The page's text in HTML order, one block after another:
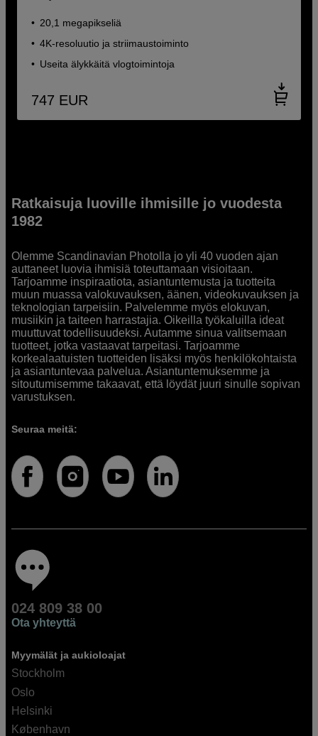
20,1 megapikseliä
4K-resoluutio ja striimaustoiminto
Useita älykkäitä vlogtoimintoja
747 EUR
Ratkaisuja luoville ihmisille jo vuodesta
1982
Olemme Scandinavian Photolla jo yli 40 vuoden ajan
auttaneet luovia ihmisiä toteuttamaan visioitaan.
Tarjoamme inspiraatiota, asiantuntemusta ja tuotteita
muun muassa valokuvauksen, äänen, videokuvauksen ja
teknologian tarpeisiin. Palvelemme myös elokuvan,
musiikin ja taiteen harrastajia. Oikeilla työkaluilla ideat
muuttuvat todellisuudeksi. Autamme sinua valitsemaan
tuotteet, jotka vastaavat tarpeitasi. Tarjoamme
korkealaatuisten tuotteiden lisäksi myös henkilökohtaista
ja asiantuntevaa palvelua. Asiantuntemuksemme ja
sitoutumisemme takaavat, että löydät juuri sinulle sopivan
varustuksen.
Seuraa meitä:
024 809 38 00
Ota yhteyttä
Myymälät ja aukioloajat
Stockholm
Oslo
Helsinki
København